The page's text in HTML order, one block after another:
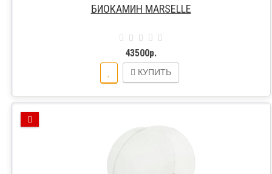
БИОКАМИН MARSELLE
43500р.
КУПИТЬ